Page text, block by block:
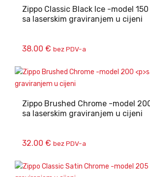
Zippo Classic Black Ice -model 150
sa laserskim graviranjem u cijeni
38.00 € bez PDV-a
Zippo Brushed Chrome -model
sa laserskim graviranjem u cijeni
32.00 € bez PDV-a